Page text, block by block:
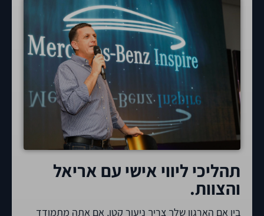
תהליכי ליווי אישי עם אריאל
והצוות.
בין אם הארגון שלך צריך ניעור קטן, אם אתה מתמודד